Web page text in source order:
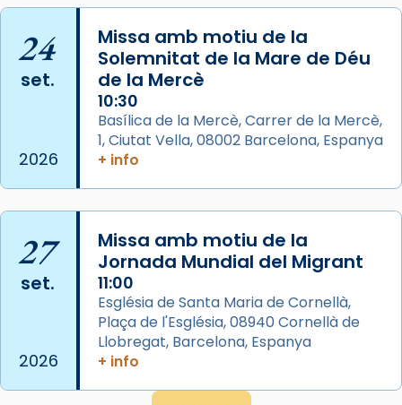
📸 Dr. G. Simón
Photo
View on Facebook · Share
Arquebisbat de Barcelona
2 weeks ago
Memòria de les santes Juliana i
Semproniana, verges i màrtirs.
partir de l’Edat Mitjana sorgeix la tradició
que les santes Juliana (“relatiu a Júlia”) i
Semproniana (“relatiu a Semprònia =
eterna”) són deixebles seves. I l’any 1667, el
frare Joan Gaspar Roig, afirma en una obra
que les santes són filles de l’antiga Iluro.
24
set.
2026
Missa amb motiu de la
Solemnitat de la Mare de Déu
de la Mercè
10:30
Basílica de la Mercè, Carrer de la Mercè,
1, Ciutat Vella, 08002 Barcelona, Espanya
+ info
27
set.
2026
Missa amb motiu de la
Jornada Mundial del Migrant
11:00
Església de Santa Maria de Cornellà,
Plaça de l'Església, 08940 Cornellà de
Llobregat, Barcelona, Espanya
+ info